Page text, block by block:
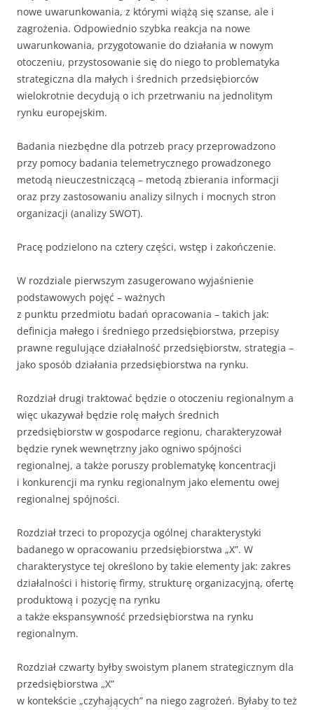
nowe uwarunkowania, z którymi wiążą się szanse, ale i
zagrożenia. Odpowiednio szybka reakcja na nowe
uwarunkowania, przygotowanie do działania w nowym
otoczeniu, przystosowa­nie się do niego to problematyka
strategiczna dla małych i średnich przedsiębiorców
wielokrotnie decydują o ich przetrwaniu na jednolitym
rynku europejskim.
Badania niezbędne dla potrzeb pracy przeprowadzono
przy pomocy badania telemetrycznego prowadzonego
metodą nieuczestniczącą – metodą zbierania informacji
oraz przy zastosowaniu analizy silnych i mocnych stron
organizacji (analizy SWOT).
Pracę podzielono na cztery części, wstęp i zakończenie.
W rozdziale pierwszym zasugerowano wyjaśnienie
podstawowych pojęć – ważnych
z punktu przedmiotu badań opracowania – takich jak:
definicja małego i średniego przedsiębiorstwa, przepisy
prawne regulujące działalność przedsiębiorstw, strategia –
jako sposób działania przedsiębiorstwa na rynku.
Rozdział drugi traktować będzie o otoczeniu regionalnym a
więc ukazywał będzie rolę małych średnich
przedsiębiorstw w gospodarce regionu, charakteryzował
będzie rynek wewnętrzny jako ogniwo spójności
regionalnej, a także poruszy problematykę koncentracji
i konkurencji ma rynku regionalnym jako elementu owej
regionalnej spójności.
Rozdział trzeci to propozycja ogólnej charakterystyki
badanego w opracowaniu przedsiębiorstwa „X”. W
charakterystyce tej określono by takie elementy jak: zakres
działalności i historię firmy, strukturę organizacyjną, ofertę
produktową i pozycję na rynku
a także ekspansywność przedsiębiorstwa na rynku
regionalnym.
Rozdział czwarty byłby swoistym planem strategicznym dla
przedsiębiorstwa „X”
w kontekście „czyhających” na niego zagrożeń. Byłaby to też